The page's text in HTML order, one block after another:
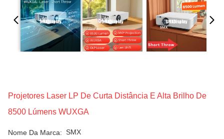
Projetores Laser LP De Curta Distância E Alta Brilho De
8500 Lúmens WUXGA
Nome Da Marca: SMX